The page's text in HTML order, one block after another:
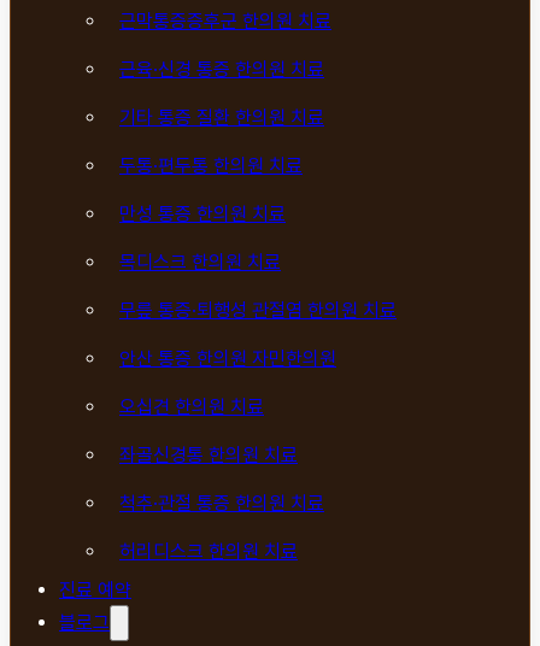
근막통증증후군 한의원 치료
근육·신경 통증 한의원 치료
기타 통증 질환 한의원 치료
두통·편두통 한의원 치료
만성 통증 한의원 치료
목디스크 한의원 치료
무릎 통증·퇴행성 관절염 한의원 치료
안산 통증 한의원 자민한의원
오십견 한의원 치료
좌골신경통 한의원 치료
척추·관절 통증 한의원 치료
허리디스크 한의원 치료
진료 예약
블로그